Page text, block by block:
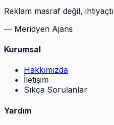
Reklam masraf değil,
— Meridyen Ajans
Kurumsal
Hakkımızda
İletişim
Sıkça Sorulanlar
Yardım